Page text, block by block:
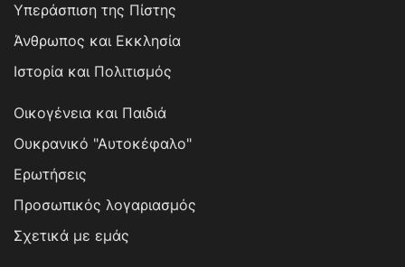
Υπεράσπιση της Πίστης
Άνθρωπος και Εκκλησία
Ιστορία και Πολιτισμός
Οικογένεια και Παιδιά
Ουκρανικό "Αυτοκέφαλο"
Ερωτήσεις
Προσωπικός λογαριασμός
Σχετικά με εμάς